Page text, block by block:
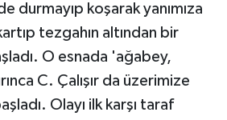
durmayıp koşarak yanımıza
tezgahın altından bir
O esnada 'ağabey,
C. Çalışır da üzerimize
Olayı ilk karşı taraf